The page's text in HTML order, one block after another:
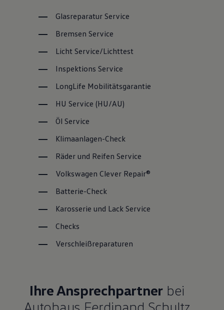
Glasreparatur Service
Bremsen Service
Licht Service/Lichttest
Inspektions Service
LongLife Mobilitätsgarantie
HU Service (HU/AU)
Öl Service
Klimaanlagen-Check
Räder und Reifen Service
Volkswagen Clever Repair®
Batterie-Check
Karosserie und Lack Service
Checks
Verschleißreparaturen
Ihre Ansprechpartner bei